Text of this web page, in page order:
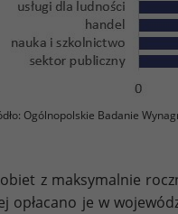
Ogólnopolskie Badanie
z maksymalnie
opłacano je w